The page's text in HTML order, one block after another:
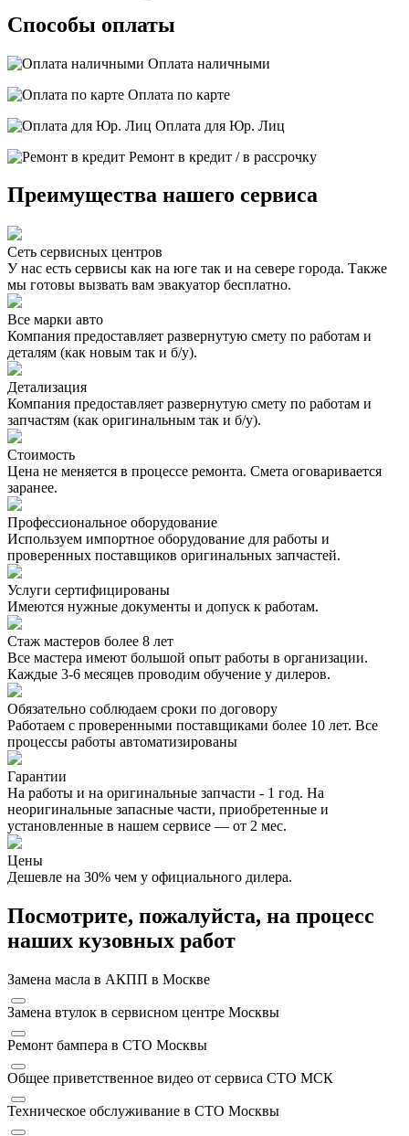
Способы оплаты
Оплата наличными
Оплата по карте
Оплата для Юр. Лиц
Ремонт в кредит / в рассрочку
Преимущества нашего сервиса
Сеть сервисных центров
У нас есть сервисы как на юге так и на севере города. Также
мы готовы вызвать вам эвакуатор бесплатно.
Все марки авто
Компания предоставляет развернутую смету по работам и
деталям (как новым так и б/у).
Детализация
Компания предоставляет развернутую смету по работам и
запчастям (как оригинальным так и б/у).
Стоимость
Цена не меняется в процессе ремонта. Смета оговаривается
заранее.
Профессиональное оборудование
Используем импортное оборудование для работы и
проверенных поставщиков оригинальных запчастей.
Услуги сертифицированы
Имеются нужные документы и допуск к работам.
Стаж мастеров более 8 лет
Все мастера имеют большой опыт работы в организации.
Каждые 3-6 месяцев проводим обучение у дилеров.
Обязательно соблюдаем сроки по договору
Работаем с проверенными поставщиками более 10 лет. Все
процессы работы автоматизированы
Гарантии
На работы и на оригинальные запчасти - 1 год. На
неоригинальные запасные части, приобретенные и
установленные в нашем сервисе — от 2 мес.
Цены
Дешевле на 30% чем у официального дилера.
Посмотрите, пожалуйста, на процесс
наших кузовных работ
Замена масла в АКПП в Москве
Замена втулок в сервисном центре Москвы
Ремонт бампера в СТО Москвы
Общее приветственное видео от сервиса СТО МСК
Техническое обслуживание в СТО Москвы